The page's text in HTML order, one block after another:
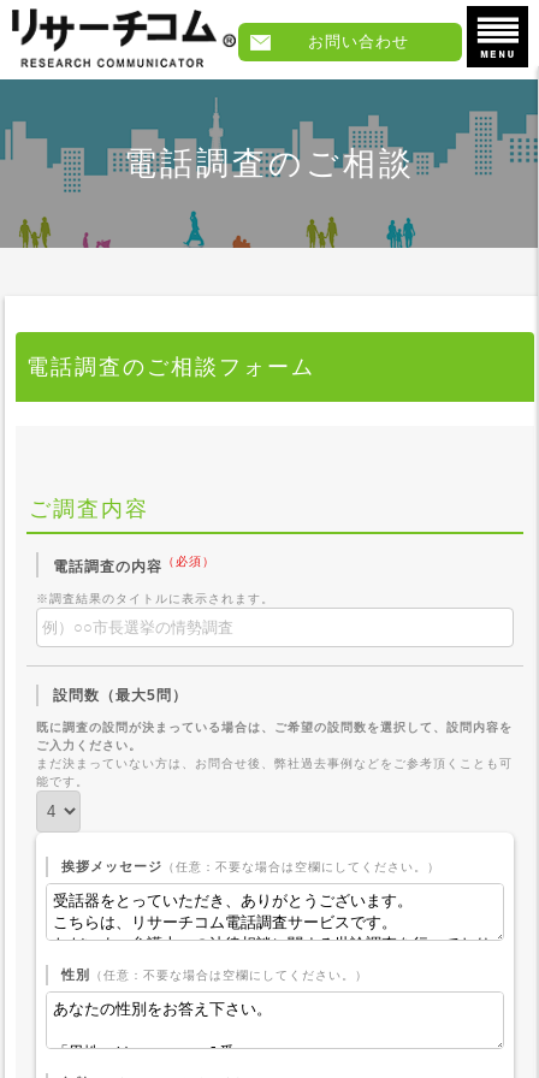
お問い合わせ
電話調査のご相談
電話調査のご相談フォーム
ご調査内容
電話調査の内容 （必須）
※調査結果のタイトルに表示されます。
設問数（最大5問）
既に調査の設問が決まっている場合は、ご希望の設問数を選択して、設問内容を
ご入力ください。
まだ決まっていない方は、お問合せ後、弊社過去事例などをご参考頂くことも可
能です。
挨拶メッセージ （任意：不要な場合は空欄にしてください。）
性別 （任意：不要な場合は空欄にしてください。）